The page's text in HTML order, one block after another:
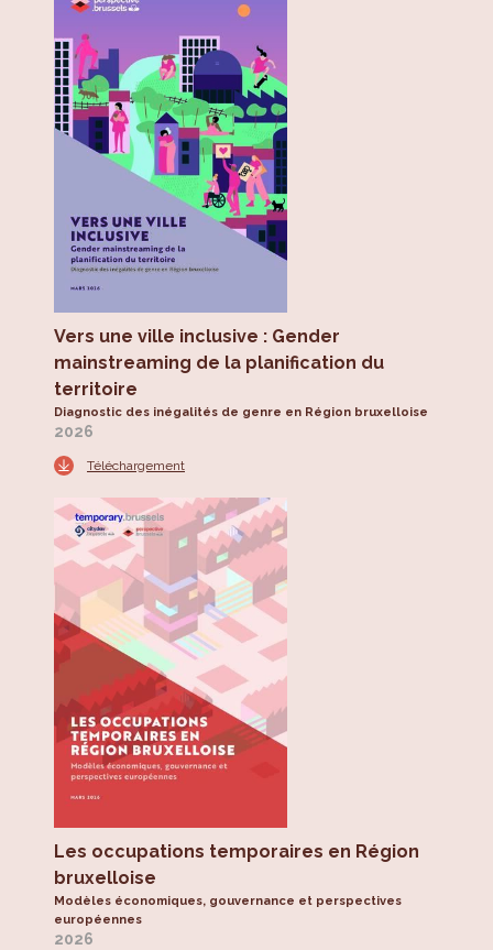
Vers une ville inclusive : Gender
mainstreaming de la planification du
territoire
Diagnostic des inégalités de genre en Région bruxelloise
2026
Téléchargement
Les occupations temporaires en Région
bruxelloise
Modèles économiques, gouvernance et perspectives
européennes
2026